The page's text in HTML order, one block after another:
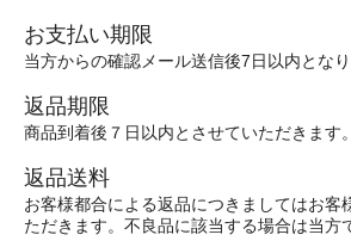
お支払い期限
当方からの確認メール送信後7日以内とな
返品期限
商品到着後７日以内とさせていただきます
返品送料
お客様都合による返品につきましてはお客
ただきます。不良品に該当する場合は当方